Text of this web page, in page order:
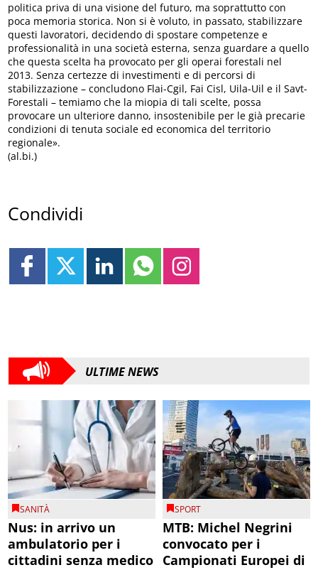
politica priva di una visione del futuro, ma soprattutto con
poca memoria storica. Non si è voluto, in passato, stabilizzare
questi lavoratori, decidendo di spostare competenze e
professionalità in una società esterna, senza guardare a quello
che questa scelta ha provocato per gli operai forestali nel
2013. Senza certezze di investimenti e di percorsi di
stabilizzazione – concludono Flai-Cgil, Fai Cisl, Uila-Uil e il Savt-
Forestali – temiamo che la miopia di tali scelte, possa
provocare un ulteriore danno, insostenibile per le già precarie
condizioni di tenuta sociale ed economica del territorio
regionale».
(al.bi.)
Condividi
SANITÀ
Nus: in arrivo un
ambulatorio per i
cittadini senza medico
di famiglia
SPORT
MTB: Michel Negrini
convocato per i
Campionati Europei di
bike trial